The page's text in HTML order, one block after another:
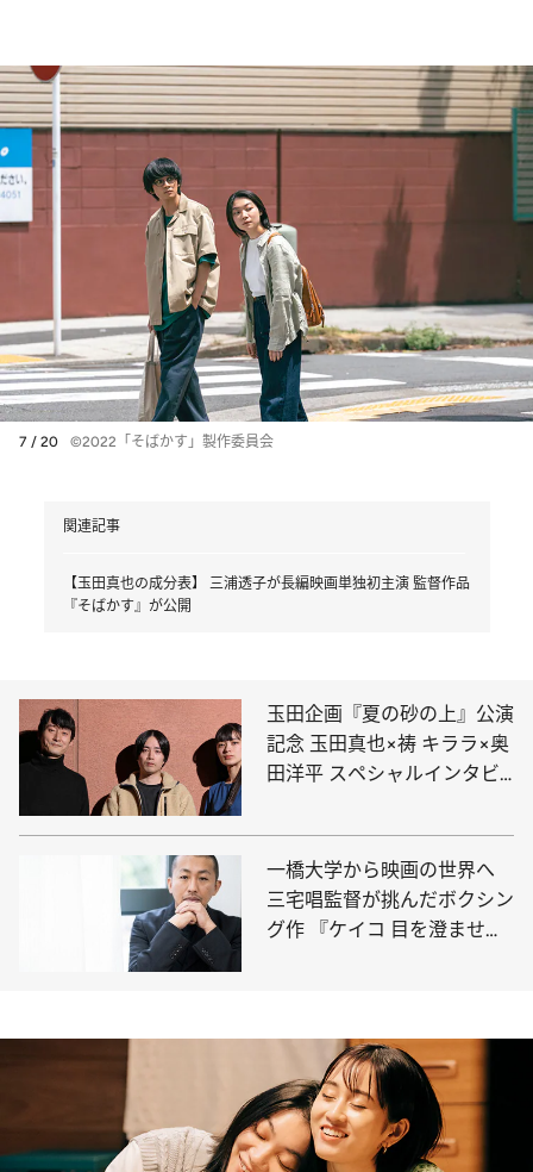
7 / 20 ©2022「そばかす」製作委員会
関連記事
【玉田真也の成分表】 三浦透子が長編映画単独初主演 監督作品
『そばかす』が公開
玉田企画『夏の砂の上』公演
記念 玉田真也×祷 キララ×奥
田洋平 スペシャルインタビ
一橋大学から映画の世界へ
三宅唱監督が挑んだボクシン
グ作 『ケイコ 目を澄ませ